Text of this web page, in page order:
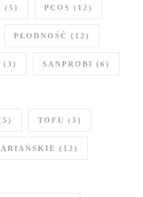
(5) PCOS (12)
PŁODNOŚĆ (12)
(3) SANPROBI (6)
TOFU (3)
(12)